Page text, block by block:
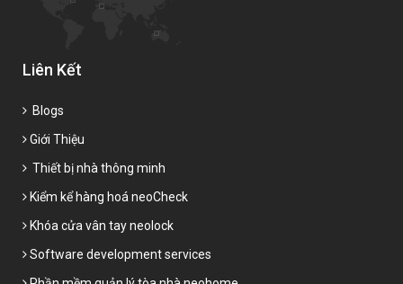
Liên Kết
Blogs
Giới Thiệu
Thiết bị nhà thông minh
Kiểm kể hàng hoá neoCheck
Khóa cửa vân tay neolock
Software development services